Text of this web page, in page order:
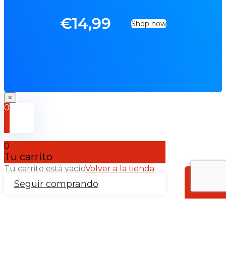
€14,99 Shop now
×
0
0
Tu carrito
Tu carrito está vacíoVolver a la tienda
Seguir comprando